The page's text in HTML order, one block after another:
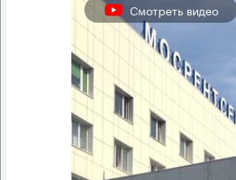
Смотреть видео